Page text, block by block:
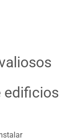
edificios